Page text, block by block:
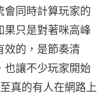
會同時計算玩家的
果只是對著咪高峰
效的，是節奏清
也讓不少玩家開始
真的有人在網路上